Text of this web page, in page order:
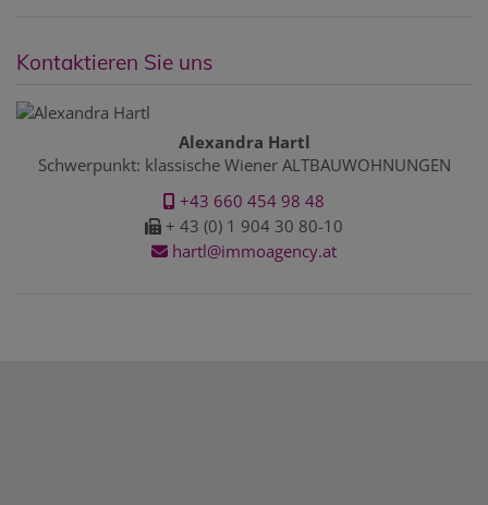
Kontaktieren Sie uns
Alexandra Hartl
Schwerpunkt: klassische Wiener ALTBAUWOHNUNGEN
+43 660 454 98 48
+ 43 (0) 1 904 30 80-10
hartl@immoagency.at